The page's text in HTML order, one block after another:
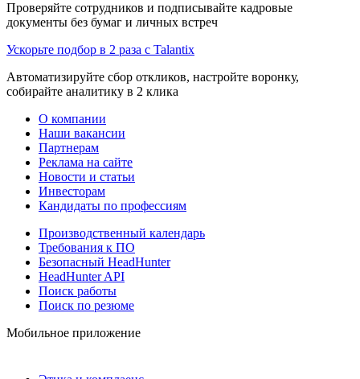
Проверяйте сотрудников и подписывайте кадровые
документы без бумаг и личных встреч
Ускорьте подбор в 2 раза с Talantix
Автоматизируйте сбор откликов, настройте воронку,
собирайте аналитику в 2 клика
О компании
Наши вакансии
Партнерам
Реклама на сайте
Новости и статьи
Инвесторам
Кандидаты по профессиям
Производственный календарь
Требования к ПО
Безопасный HeadHunter
HeadHunter API
Поиск работы
Поиск по резюме
Мобильное приложение